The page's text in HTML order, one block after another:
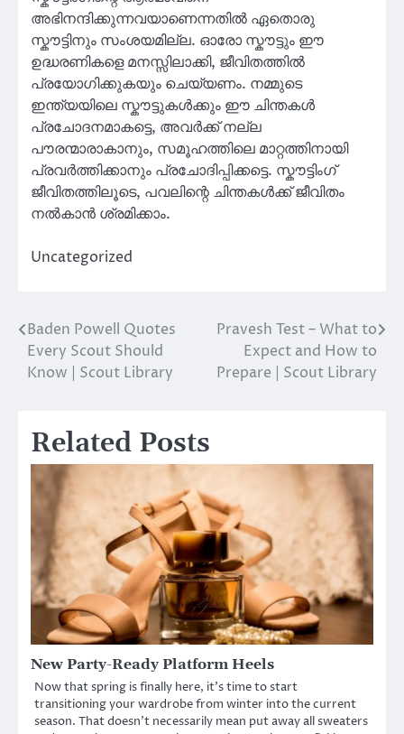
അഭിനന്ദിക്കുന്നവയാണെന്നതിൽ ഏതൊരു
സ്കൗട്ടിനും സംശയമില്ല. ഓരോ സ്കൗട്ടും ഈ
ഉദ്ധരണികളെ മനസ്സിലാക്കി, ജീവിതത്തിൽ
പ്രയോഗിക്കുകയും ചെയ്യണം. നമ്മുടെ
ഇന്ത്യയിലെ സ്കൗട്ടുകൾക്കും ഈ ചിന്തകൾ
പ്രചോദനമാകട്ടെ, അവർക്ക് നല്ല
പൗരന്മാരാകാനും, സമൂഹത്തിലെ മാറ്റത്തിനായി
പ്രവർത്തിക്കാനും പ്രചോദിപ്പിക്കട്ടെ. സ്കൗട്ടിംഗ്
ജീവിതത്തിലൂടെ, പവലിന്റെ ചിന്തകൾക്ക് ജീവിതം
നൽകാൻ ശ്രമിക്കാം.
Uncategorized
Post
navigation
Baden Powell Quotes
Every Scout Should
Know | Scout Library
Pravesh Test – What to
Expect and How to
Prepare | Scout Library
Related Posts
New Party-Ready Platform Heels
Now that spring is finally here, it’s time to start
transitioning your wardrobe from winter into the current
season. That doesn’t necessarily mean put away all sweaters